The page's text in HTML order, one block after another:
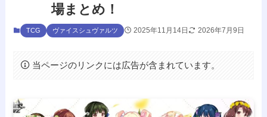
場まとめ！
TCG ヴァイスシュヴァルツ 2025年11月14日 2026年7月9日
当ページのリンクには広告が含まれています。